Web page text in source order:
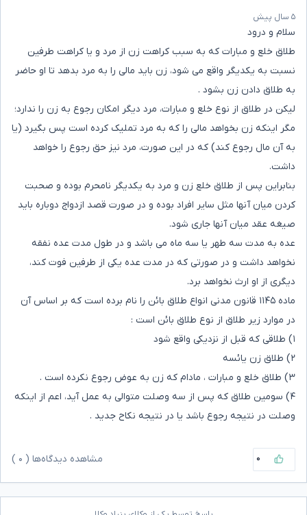
۵ سال پیش
سلام و درود
طلاق خلع و مبارات که به سبب کراهت زن از مرد و یا کراهت طرفین
نسبت به یکدیگر واقع می شود، زن باید مالی را به مرد بدهد تا او حاضر
به طلاق دادن زن بشود .
لیکن در طلاق از نوع خلع و مبارات، مرد دیگر امکان رجوع به زن را ندارد؛
مگر اینکه زن بخواهد مالی را که به مرد تملیک کرده است پس بگیرد (یا
به آن مال رجوع کند) که در این صورت، مرد نیز حق رجوع را خواهد
داشت.
بنابراین پس از طلاق خلع زن و مرد به یکدیگر نامحرم بوده و صحبت
کردن میان آنها مثل سایر افراد بوده و در صورت قصد ازدواج دوباره باید
صیغه عقد میان آنها جاری شود.
عده به مدت سه طهر یا سه ماه می باشد و در طول مدت عده نفقه
نخواهد داشت و در صورتی که در مدت عده یکی از طرفین فوت کند،
دیگری از او ارث نخواهد برد.
ماده ۱۱۴۵ قانون مدنی انواع طلاق بائن را نام برده است که بر اساس آن
در موارد زیر طلاق از نوع طلاق بائن است :
۱) طلاقی که قبل از نزدیکی واقع شود
۲) طلاق زن یائسه
۳) طلاق خلع و مبارات ، مادام که زن به عوض رجوع نکرده است .
۴) سومین طلاق که پس از سه وصلت متوالی به عمل آید، اعم از اینکه
وصلت در نتیجه رجوع باشد یا در نتیجه نکاح جدید .
۰ مشاهده دیدگاه‌ها ( ۰